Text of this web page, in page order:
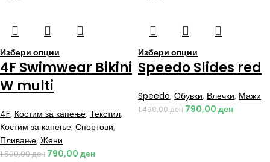
Избери опции
4F Swimwear Bikini
W multi
4F, Костим за капење, Текстил,
Костим за капење, Спортови,
Пливање, Жени
1.590,00ден 790,00 ден
Избери опции
Speedo Slides red
Speedo, Обувки, Влечки, Мажи
1.490,00ден 790,00 ден